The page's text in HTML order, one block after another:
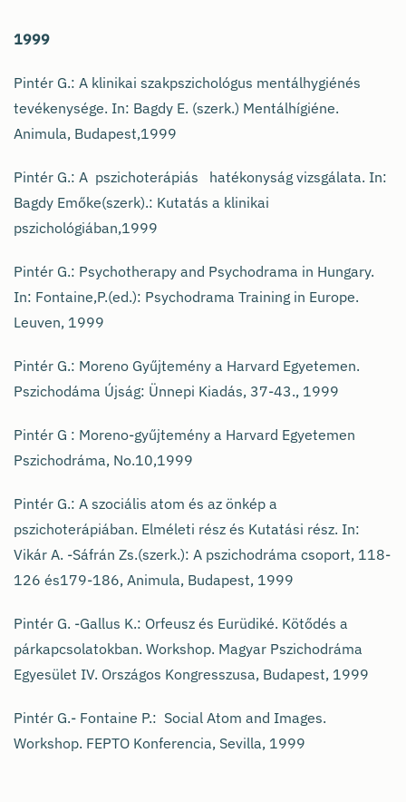
1999
Pintér G.: A klinikai szakpszichológus mentálhygiénés
tevékenysége. In: Bagdy E. (szerk.) Mentálhígiéne.
Animula, Budapest,1999
Pintér G.: A pszichoterápiás hatékonyság vizsgálata. In:
Bagdy Emőke(szerk).: Kutatás a klinikai
pszichológiában,1999
Pintér G.: Psychotherapy and Psychodrama in Hungary.
In: Fontaine,P.(ed.): Psychodrama Training in Europe.
Leuven, 1999
Pintér G.: Moreno Gyűjtemény a Harvard Egyetemen.
Pszichodáma Újság: Ünnepi Kiadás, 37-43., 1999
Pintér G : Moreno-gyűjtemény a Harvard Egyetemen
Pszichodráma, No.10,1999
Pintér G.: A szociális atom és az önkép a
pszichoterápiában. Elméleti rész és Kutatási rész. In:
Vikár A. -Sáfrán Zs.(szerk.): A pszichodráma csoport, 118-
126 és179-186, Animula, Budapest, 1999
Pintér G. -Gallus K.: Orfeusz és Eurüdiké. Kötődés a
párkapcsolatokban. Workshop. Magyar Pszichodráma
Egyesület IV. Országos Kongresszusa, Budapest, 1999
Pintér G.- Fontaine P.: Social Atom and Images.
Workshop. FEPTO Konferencia, Sevilla, 1999